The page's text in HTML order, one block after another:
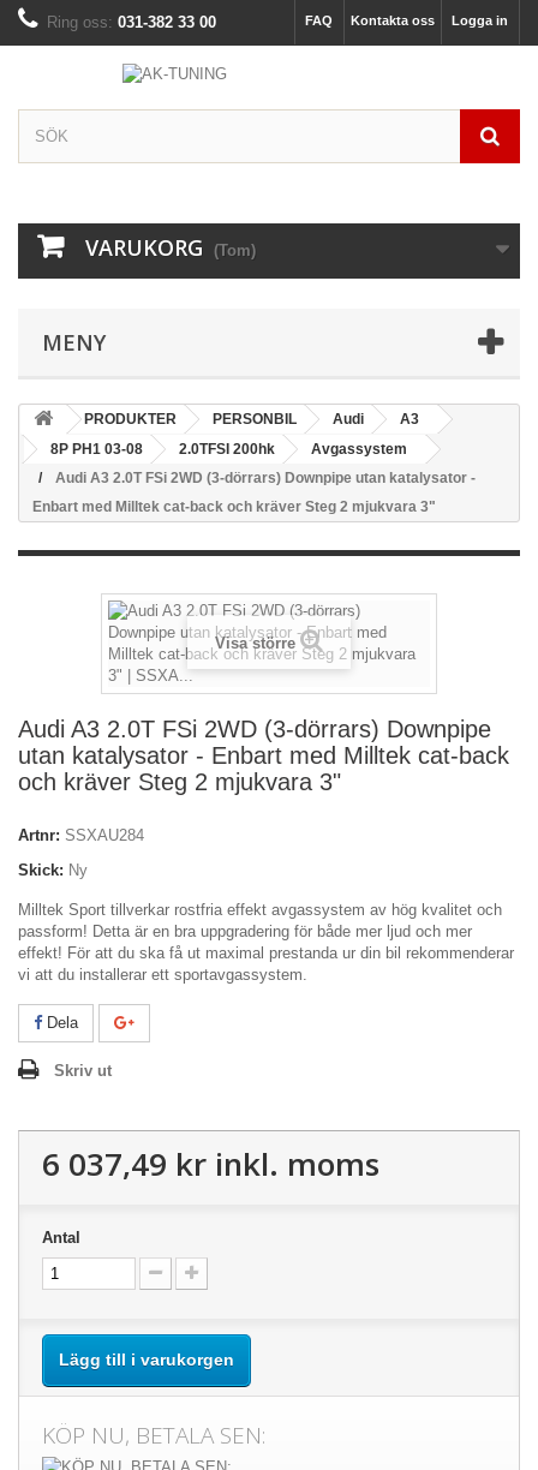
Logga in
Kontakta oss
FAQ
Ring oss: 031-382 33 00
VARUKORG (Tom)
MENY
PRODUKTER PERSONBIL Audi
A3
8P PH1 03-08
2.0TFSI 200hk
Avgassystem
Audi A3 2.0T FSi 2WD (3-dörrars) Downpipe utan katalysator -
Enbart med Milltek cat-back och kräver Steg 2 mjukvara 3"
Visa större
Audi A3 2.0T FSi 2WD (3-dörrars) Downpipe
utan katalysator - Enbart med Milltek cat-back
och kräver Steg 2 mjukvara 3"
Artnr: SSXAU284
Skick: Ny
Milltek Sport tillverkar rostfria effekt avgassystem av hög kvalitet och
passform! Detta är en bra uppgradering för både mer ljud och mer
effekt! För att du ska få ut maximal prestanda ur din bil rekommenderar
vi att du installerar ett sportavgassystem.
Dela
Skriv ut
6 037,49 kr inkl. moms
Antal
Lägg till i varukorgen
KÖP NU, BETALA SEN: